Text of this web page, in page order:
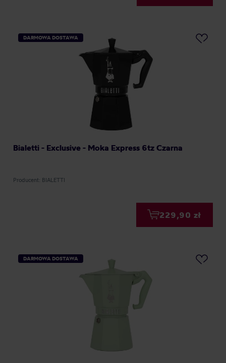
DARMOWA DOSTAWA
Bialetti - Exclusive - Moka Express 6tz Czarna
Producent: BIALETTI
229,90 zł
DARMOWA DOSTAWA